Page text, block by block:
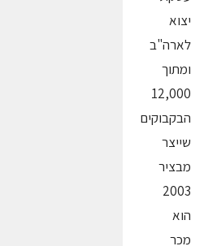
יצוא
לארה"ב
ומתוך
12,000
הבקבוקים
שייצר
מבציר
2003
הוא
מכר